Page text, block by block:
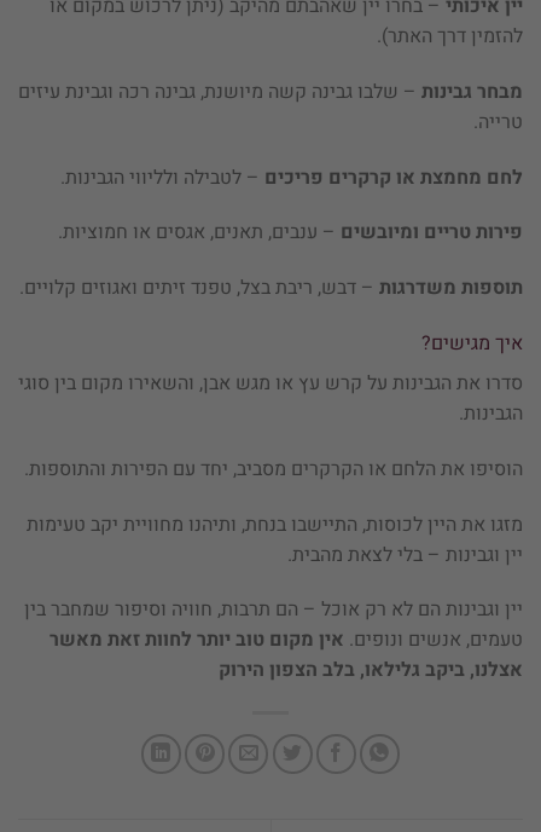
יין איכותי – בחרו יין שאהבתם מהיקב (ניתן לרכוש במקום או
להזמין דרך האתר).
מבחר גבינות – שלבו גבינה קשה מיושנת, גבינה רכה וגבינת עיזים
טרייה.
לחם מחמצת או קרקרים פריכים – לטבילה ולליווי הגבינות.
פירות טריים ומיובשים – ענבים, תאנים, אגסים או חמוציות.
תוספות משדרגות – דבש, ריבת בצל, טפנד זיתים ואגוזים קלויים.
איך מגישים?
סדרו את הגבינות על קרש עץ או מגש אבן, והשאירו מקום בין סוגי
הגבינות.
הוסיפו את הלחם או הקרקרים מסביב, יחד עם הפירות והתוספות.
מזגו את היין לכוסות, התיישבו בנחת, ותיהנו מחוויית יקב טעימות
יין וגבינות – בלי לצאת מהבית.
יין וגבינות הם לא רק אוכל – הם תרבות, חוויה וסיפור שמחבר בין
טעמים, אנשים ונופים. אין מקום טוב יותר לחוות זאת מאשר
אצלנו, ביקב גלילאו, בלב הצפון הירוק